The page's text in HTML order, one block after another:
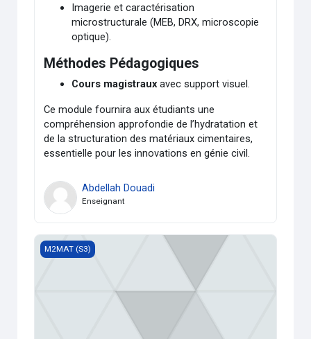
Imagerie et caractérisation
microstructurale (MEB, DRX, microscopie
optique).
Méthodes Pédagogiques
Cours magistrauxavec support visuel.
Ce module fournira aux étudiants une
compréhension approfondie de l’hydratation et
de la structuration des matériaux cimentaires,
essentielle pour les innovations en génie civil.
Abdellah Douadi
Enseignant
Recherche documentaire et conception de mémoire
M2MAT (S3)